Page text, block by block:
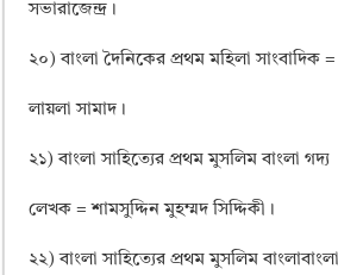
সভারাজেন্দ্র।
২০) বাংলা দৈনিকের প্রথম মহিলা সাংবাদিক =
লায়লা সামাদ।
২১) বাংলা সাহিত্যের প্রথম মুসলিম বাংলা গদ্য
লেখক = শামসুদ্দিন মুহম্মদ সিদ্দিকী।
২২) বাংলা সাহিত্যের প্রথম মুসলিম